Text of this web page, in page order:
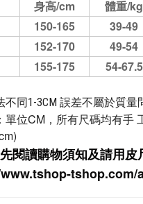
身高/cm 體重/kg
150-165 39-49
152-170 49-54
155-175 54-67.5
不同1-3CM 誤差不屬於質量
單位CM，所有尺碼均有手
閱讀購物須知及請用皮
tshop.com/